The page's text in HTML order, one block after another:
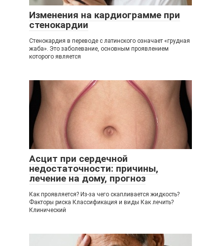
Изменения на кардиограмме при
стенокардии
Стенокардия в переводе с латинского означает «грудная
жаба». Это заболевание, основным проявлением
которого является
Асцит при сердечной
недостаточности: причины,
лечение на дому, прогноз
Как проявляется? Из-за чего скапливается жидкость?
Факторы риска Классификация и виды Как лечить?
Клинический